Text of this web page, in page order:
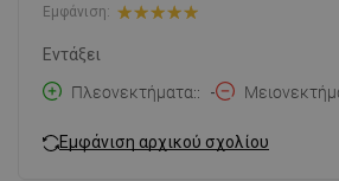
Εμφάνιση:
Εντάξει
Πλεονεκτήματα:
-
Εμφάνιση αρχικού σχολίου